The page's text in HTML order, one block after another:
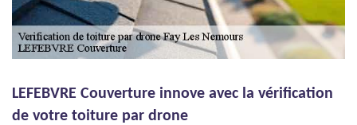
LEFEBVRE Couverture innove avec la vérification
de votre toiture par drone